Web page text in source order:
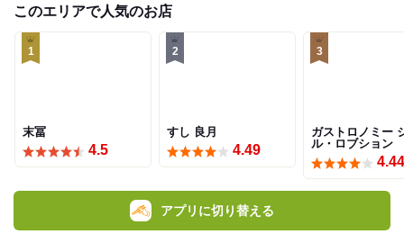
このエリアで人気のお店
1
末冨
4.5
2
すし 良月
4.49
3
ガストロノミー
ル・ロブション
4.44
アプリに切り替える